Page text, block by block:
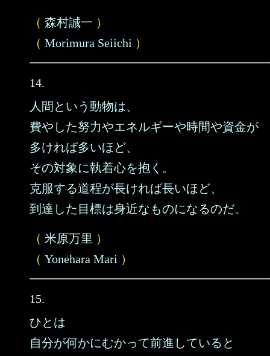
（ 森村誠一 ）
（ Morimura Seiichi ）
14.
人間という動物は、
費やした努力やエネルギーや時間や資金が
多ければ多いほど、
その対象に執着心を抱く。
克服する道程が長ければ長いほど、
到達した目標は身近なものになるのだ。
（ 米原万里 ）
（ Yonehara Mari ）
15.
ひとは
自分が何かにむかって前進していると